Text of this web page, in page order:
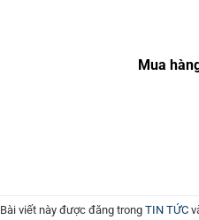
Mua
Bài viết này được đăng trong TIN TỨC